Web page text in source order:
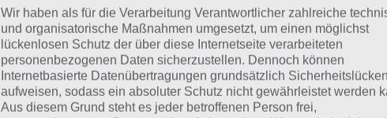
Wir haben als für die Verarbeitung Verantwortlicher zahlreiche
und organisatorische Maßnahmen umgesetzt, um einen möglichst
lückenlosen Schutz der über diese Internetseite verarbeiteten
personenbezogenen Daten sicherzustellen. Dennoch können
Internetbasierte Datenübertragungen grundsätzlich Sicherheitslücken
aufweisen, sodass ein absoluter Schutz nicht gewährleistet werden
Aus diesem Grund steht es jeder betroffenen Person frei,